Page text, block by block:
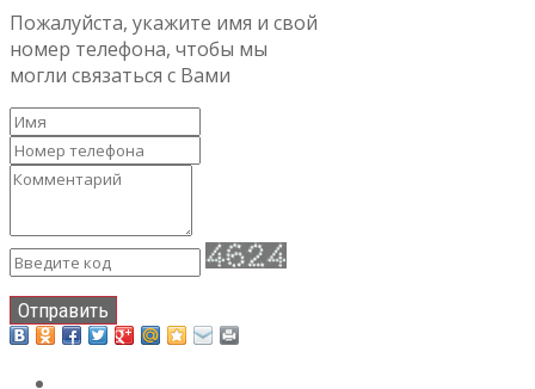
Пожалуйста, укажите имя и свой
номер телефона, чтобы мы
могли связаться с Вами
Отправить